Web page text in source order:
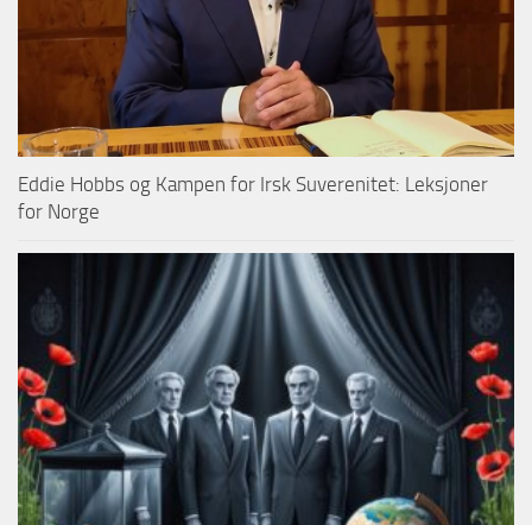
Eddie Hobbs og Kampen for Irsk Suverenitet: Leksjoner
for Norge